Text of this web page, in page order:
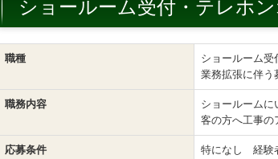
ショールーム受付・テレホ
職種
ショールーム受
業務拡張に伴う
職務内容
ショールーム
客の方へ工事の
応募条件
特になし 経験